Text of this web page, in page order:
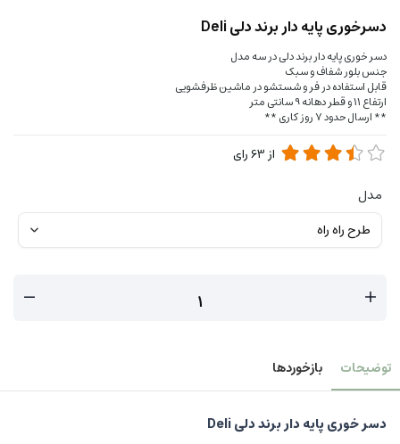
دسرخوری پایه دار برند دلی Deli
دسر خوری پایه دار برند دلی در سه مدل
جنس بلور شفاف و سبک
قابل استفاده در فر و شستشو در ماشین ظرفشویی
ارتفاع 11 و قطر دهانه 9 سانتی متر
** ارسال حدود 7 روز کاری **
از63رای
مدل
توضیحات بازخوردها
دسر خوری پایه دار برند دلی Deli